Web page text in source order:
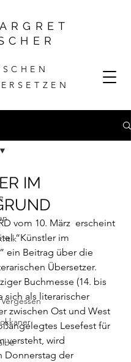
IM
vom 10. März  erscheint
“Künstler im
ein Beitrag über die
Übersetzer.
Buchmesse (14. bis
sich als literarischer
zwischen Ost und West
Lesefest für
versteht, wird
Donnerstag der